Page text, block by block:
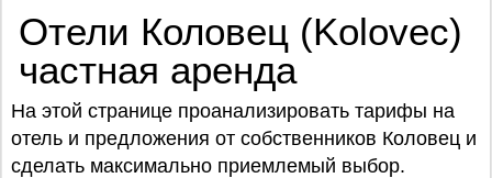
Отели Коловец (Kolovec)
частная аренда
На этой странице проанализировать тарифы на
отель и предложения от собственников Коловец и
сделать максимально приемлемый выбор.